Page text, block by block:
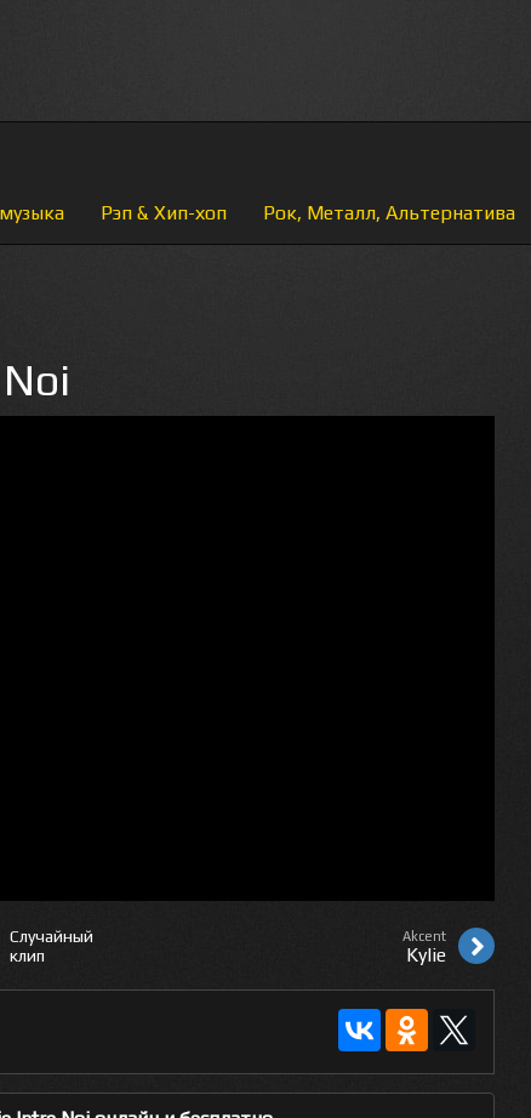
Рэп & Хип-хоп Рок, Металл, Альтернатива
Случайный
клип
Akcent
Kylie